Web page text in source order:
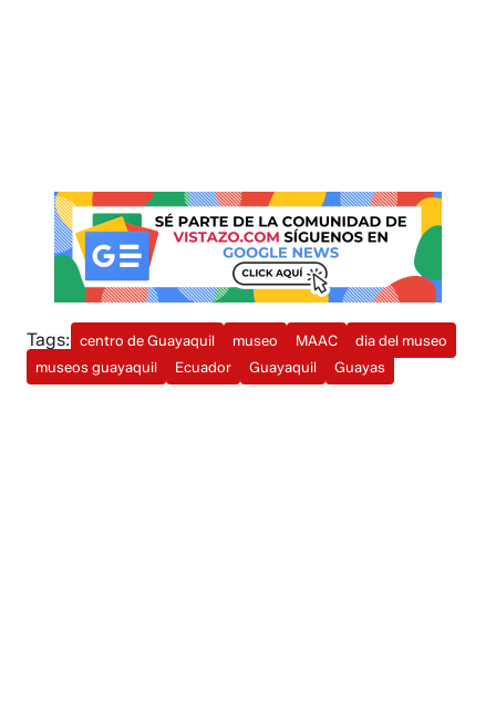
Tags: centro de Guayaquil museo MAAC
dia del museo
museos guayaquil
Ecuador Guayaquil Guayas